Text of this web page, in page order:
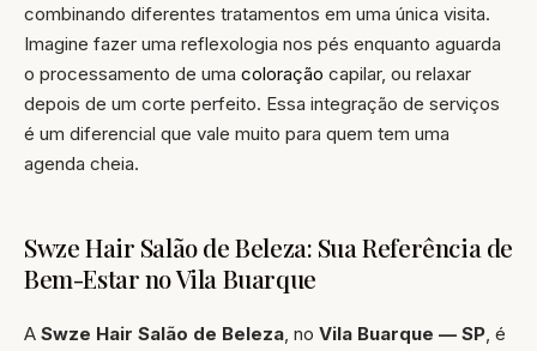
combinando diferentes tratamentos em uma única visita.
Imagine fazer uma reflexologia nos pés enquanto aguarda
o processamento de uma coloração capilar, ou relaxar
depois de um corte perfeito. Essa integração de serviços
é um diferencial que vale muito para quem tem uma
agenda cheia.
Swze Hair Salão de Beleza: Sua Referência de
Bem-Estar no Vila Buarque
A Swze Hair Salão de Beleza, no Vila Buarque — SP, é